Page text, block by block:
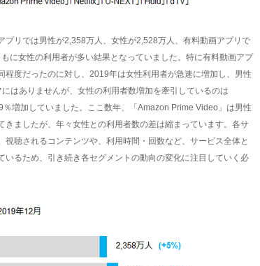
プリでは男性が2,358万人、女性が2,528万人、有料動画アプリで
に女性の利用者が多い結果となっていました。特に有料動画アプ
程度だったのに対し、2019年は女性利用者が急速に増加し、男性
はありませんが、女性の利用者数増加を牽引しているのは
増加していました。ここ数年、「Amazon Prime Video」は男性
ましたが、年々女性との利用者数の差は縮まっています。各サ
聴されるコンテンツや、利用時間・回数など、サービス全体と
いるため、引き続き各セグメントの動向の変化に注目していく必